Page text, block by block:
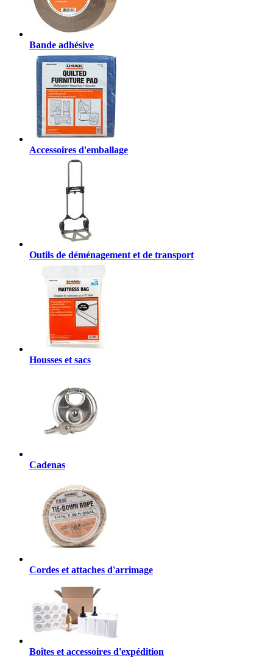
Bande adhésive
Accessoires d'emballage
Outils de déménagement et de transport
Housses et sacs
Cadenas
Cordes et attaches d'arrimage
Boîtes et accessoires d'expédition